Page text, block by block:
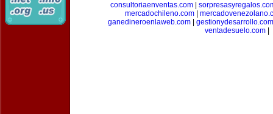
consultoriaenventas.com|
mercadochileno.com
ganedineroenlaweb.com
gestionydesarrollo.com
ventadesuelo.com